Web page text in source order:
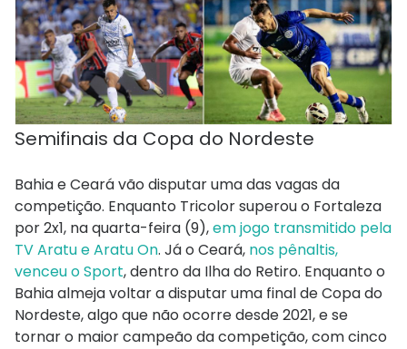
Semifinais da Copa do Nordeste
Bahia e Ceará vão disputar uma das vagas da
competição. Enquanto Tricolor superou o Fortaleza
por 2x1, na quarta-feira (9),em jogo transmitido pela
TV Aratu e Aratu On. Já o Ceará, nos pênaltis,
venceu o Sport, dentro da Ilha do Retiro. Enquanto o
Bahia almeja voltar a disputar uma final de Copa do
Nordeste, algo que não ocorre desde 2021, e se
tornar o maior campeão da competição, com cinco